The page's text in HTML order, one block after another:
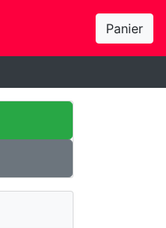
Panier